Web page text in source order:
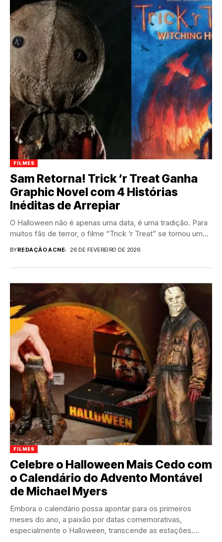
FILMES
Sam Retorna! Trick ‘r Treat Ganha
Graphic Novel com 4 Histórias
Inéditas de Arrepiar
O Halloween não é apenas uma data, é uma tradição. Para
muitos fãs de terror, o filme “Trick ‘r Treat” se tornou um...
BYREDAÇÃO ACNE 26 DE FEVEREIRO DE 2026
FILMES
Celebre o Halloween Mais Cedo com
o Calendário do Advento Montável
de Michael Myers
Embora o calendário possa apontar para os primeiros
meses do ano, a paixão por datas comemorativas,
especialmente o Halloween, transcende as estações.